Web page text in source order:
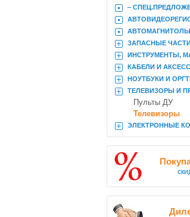
‒
АВТОМАГНИТОЛЫ
ЗАПАСНЫЕ
ИНСТРУМЕНТЫ,
КАБЕЛИ И
НОУТБУКИ И
ТЕЛЕВИЗОРЫ И
Пульты ДУ
Телевизоры
ЭЛЕКТРОННЫЕ